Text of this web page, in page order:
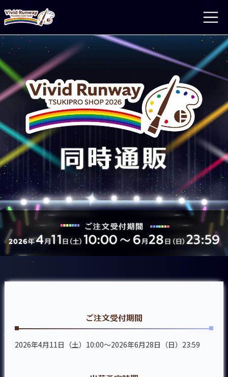
ご注文受付期間
2026年4月11日（土）10:00～2026年6月28日（日）23:59